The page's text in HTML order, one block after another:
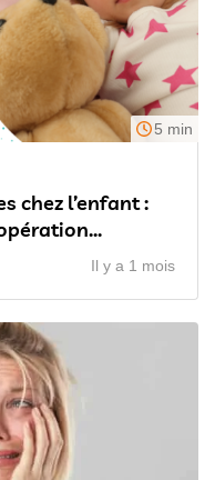
5 min
chez l’enfant :
Il y a 1 mois